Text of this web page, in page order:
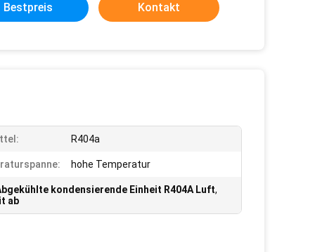
Bestpreis Kontakt
R404a
hohe Temperatur
kondensierende Einheit R404A Luft,
ab